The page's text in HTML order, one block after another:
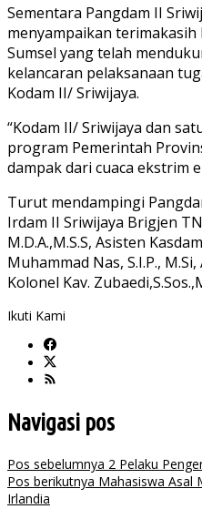
Sementara Pangdam II
menyampaikan
Sumsel yang telah
kelancaran pelaksanaan
Kodam II/ Sriwijaya.
“Kodam II/ Sriwijaya dan
program Pemerintah
dampak dari cuaca ekstrim
Turut mendampingi
Irdam II Sriwijaya Brigjen
M.D.A.,M.S.S, Asisten
Muhammad Nas, S.I.P.,
Kolonel Kav.
Ikuti Kami
Navigasi pos
Pos sebelumnya 2 Pelaku
Pos berikutnya Mahasiswa Asal
Irlandia